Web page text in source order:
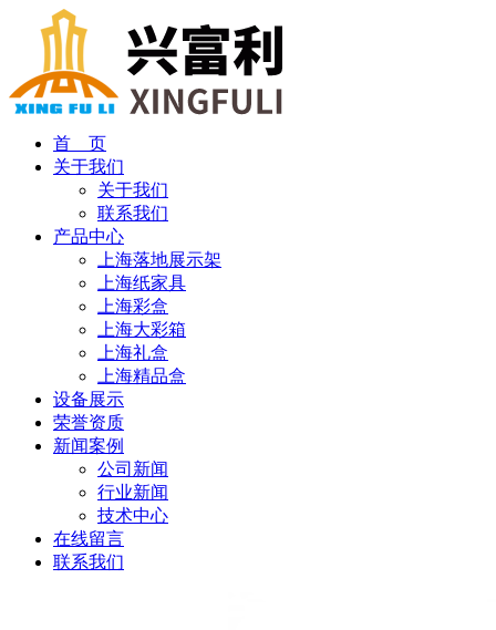
首 页
关于我们
关于我们
联系我们
产品中心
上海落地展示架
上海纸家具
上海彩盒
上海大彩箱
上海礼盒
上海精品盒
设备展示
荣誉资质
新闻案例
公司新闻
行业新闻
技术中心
在线留言
联系我们